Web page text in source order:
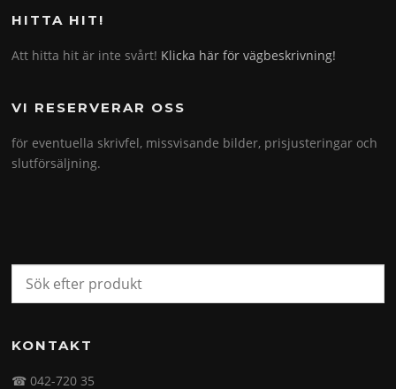
HITTA HIT!
Att hitta hit är inte svårt! Klicka här för vägbeskrivning!
VI RESERVERAR OSS
för eventuella skrivfel, missvisande bilder, prisjusteringar och
slutförsäljning.
KONTAKT
☎ 042-720 35